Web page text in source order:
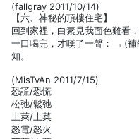
(fallgray 2011/10/14)
【六、神秘的頂樓住宅】
回到家裡，白素見我面色難看
一口喝完，才嘆了一聲：﹁ (
知。
(MisTvAn 2011/7/15)
恐謊/恐慌
松弛/鬆弛
上萊/上菜
怒電/怒火